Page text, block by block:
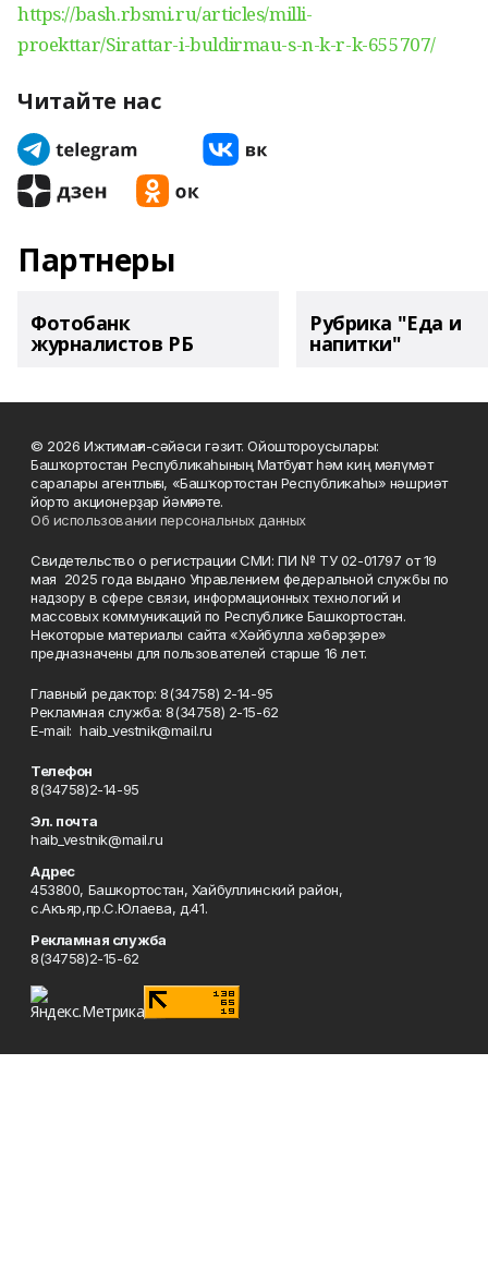
https://bash.rbsmi.ru/articles/milli-
proekttar/Sirattar-i-buldirmau-s-n-k-r-k-655707/
Читайте нас
Партнеры
Фотобанк
журналистов РБ
Рубрика "Еда и
напитки"
© 2026 Ижтимағи-сәйәси гәзит. Ойоштороусылары:
Башҡортостан Республикаһының Матбуғат һәм киң мәғлүмәт
саралары агентлығы, «Башҡортостан Республикаһы» нәшриәт
йорто акционерҙар йәмғиәте.
Об использовании персональных данных
Свидетельство о регистрации СМИ: ПИ № ТУ 02-01797 от 19
мая 2025 года выдано Управлением федеральной службы по
надзору в сфере связи, информационных технологий и
массовых коммуникаций по Республике Башкортостан.
Некоторые материалы сайта «Хәйбулла хәбәрҙәре»
предназначены для пользователей старше 16 лет.
Главный редактор: 8(34758) 2-14-95
Рекламная служба: 8(34758) 2-15-62
Е-mаil: haib_vestnik@mail.ru
Телефон
8(34758)2-14-95
Эл. почта
haib_vestnik@mail.ru
Адрес
453800, Башкортостан, Хайбуллинский район,
с.Акъяр,пр.С.Юлаева, д.41.
Рекламная служба
8(34758)2-15-62